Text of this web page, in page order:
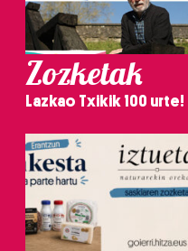
Zozketak
Lazkao Txikik 100 urte!